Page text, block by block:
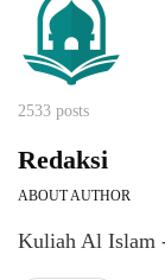
2533 posts
Redaksi
ABOUT AUTHOR
Kuliah Al Islam